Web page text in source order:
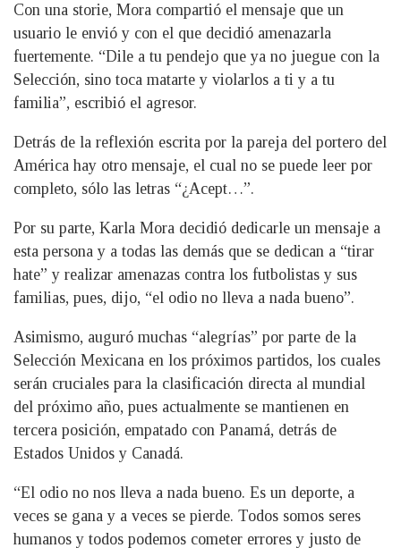
Con una storie, Mora compartió el mensaje que un
usuario le envió y con el que decidió amenazarla
fuertemente. “Dile a tu pendejo que ya no juegue con la
Selección, sino toca matarte y violarlos a ti y a tu
familia”, escribió el agresor.
Detrás de la reflexión escrita por la pareja del portero del
América hay otro mensaje, el cual no se puede leer por
completo, sólo las letras “¿Acept…”.
Por su parte, Karla Mora decidió dedicarle un mensaje a
esta persona y a todas las demás que se dedican a “tirar
hate” y realizar amenazas contra los futbolistas y sus
familias, pues, dijo, “el odio no lleva a nada bueno”.
Asimismo, auguró muchas “alegrías” por parte de la
Selección Mexicana en los próximos partidos, los cuales
serán cruciales para la clasificación directa al mundial
del próximo año, pues actualmente se mantienen en
tercera posición, empatado con Panamá, detrás de
Estados Unidos y Canadá.
“El odio no nos lleva a nada bueno. Es un deporte, a
veces se gana y a veces se pierde. Todos somos seres
humanos y todos podemos cometer errores y justo de